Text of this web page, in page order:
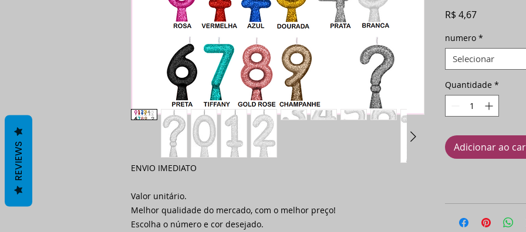
ENVIO IMEDIATO
Valor unitário.
Melhor qualidade do mercado, com o melhor preço!
Escolha o número e cor desejado.
R$ 4,67Preço
numero *
Selecionar
Quantidade *
Adicionar ao
REVIEWS